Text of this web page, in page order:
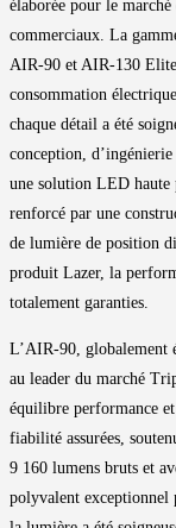
élaborée pour le
commerciaux. La
AIR-90 et AIR-130
consommation
chaque détail a été
conception,
une solution LED haute
renforcé par une
de lumière de position
produit Lazer, la
totalement garanties.
L’AIR-90, globalement
au leader du marché
équilibre performance
fiabilité assurées,
9 160 lumens bruts et
polyvalent exceptionnel